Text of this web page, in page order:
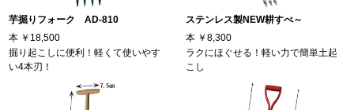
芋掘りフォーク AD-810
本 ￥18,500
掘り起こしに便利！軽くて使いやす
い4本刃！
ステンレス製NEW耕すべ～
本 ￥8,300
ラクにほぐせる！軽い力で簡単土起
こし